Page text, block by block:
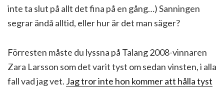
inte ta slut på allt det fina på en gång…) Sanningen
segrar ändå alltid, eller hur är det man säger?
Förresten måste du lyssna på Talang 2008-vinnaren
Zara Larsson som det varit tyst om sedan vinsten, i alla
fall vad jag vet. Jag tror inte hon kommer att hålla tyst